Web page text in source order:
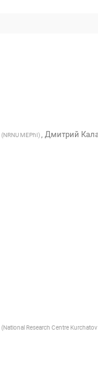
(NRNU MEPhI), Дмитрий
(National Research Centre